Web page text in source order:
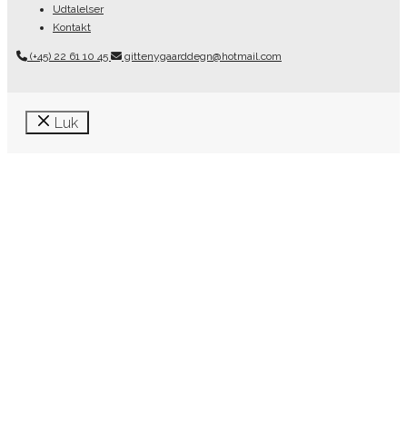
Udtalelser
Kontakt
(+45) 22 61 10 45 gittenygaarddegn@hotmail.com
Luk